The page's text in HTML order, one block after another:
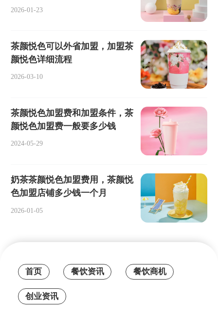
2026-01-23
茶颜悦色可以外省加盟，加盟茶
颜悦色详细流程
2026-03-10
茶颜悦色加盟费和加盟条件，茶
颜悦色加盟费一般要多少钱
2024-05-29
奶茶茶颜悦色加盟费用，茶颜悦
色加盟店铺多少钱一个月
2026-01-05
首页 餐饮资讯 餐饮商机
创业资讯